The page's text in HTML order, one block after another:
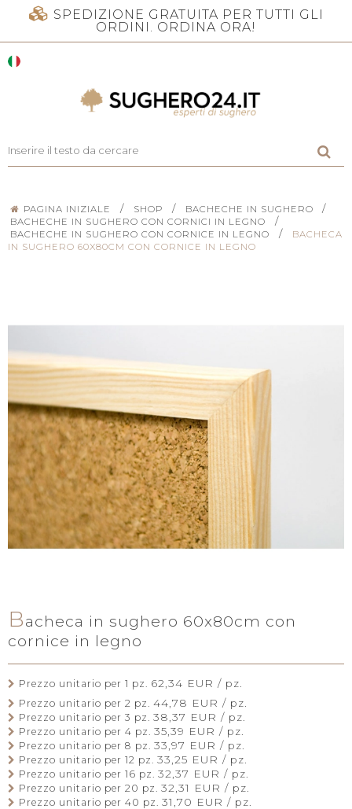
SPEDIZIONE GRATUITA PER TUTTI GLI
ORDINI. ORDINA ORA!
PAGINA INIZIALE / SHOP / BACHECHE IN SUGHERO /
BACHECHE IN SUGHERO CON CORNICI IN LEGNO /
BACHECHE IN SUGHERO CON CORNICE IN LEGNO /
BACHECA
IN SUGHERO 60X80CM CON CORNICE IN LEGNO
Bacheca in sughero 60x80cm con
cornice in legno
Prezzo unitario per 1 pz. 62,34 EUR / pz.
Prezzo unitario per 2 pz. 44,78 EUR / pz.
Prezzo unitario per 3 pz. 38,37 EUR / pz.
Prezzo unitario per 4 pz. 35,39 EUR / pz.
Prezzo unitario per 8 pz. 33,97 EUR / pz.
Prezzo unitario per 12 pz. 33,25 EUR / pz.
Prezzo unitario per 16 pz. 32,37 EUR / pz.
Prezzo unitario per 20 pz. 32,31 EUR / pz.
Prezzo unitario per 40 pz. 31,70 EUR / pz.